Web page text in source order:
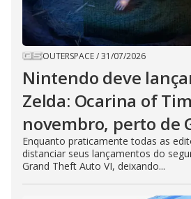
OUTERSPACE/31/07/2026
Nintendo deve
Zelda: Ocarina of
novembro, perto de
Enquanto praticamente todas as
distanciar seus lançamentos do
Grand Theft Auto VI, deixando...